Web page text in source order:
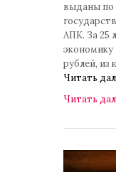
выданы по
АПК. За 25
экономику
рублей, из
Читать
Читать